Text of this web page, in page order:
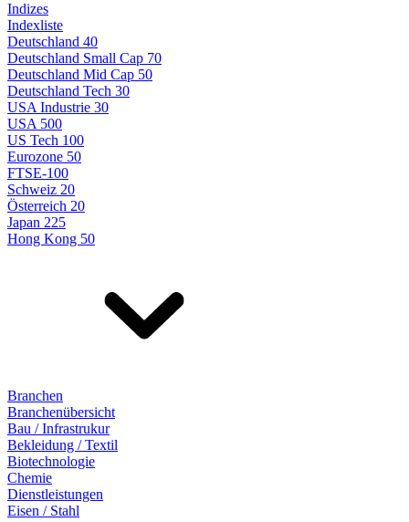
Indizes
Indexliste
Deutschland 40
Deutschland Small Cap 70
Deutschland Mid Cap 50
Deutschland Tech 30
USA Industrie 30
USA 500
US Tech 100
Eurozone 50
FTSE-100
Schweiz 20
Österreich 20
Japan 225
Hong Kong 50
Branchen
Branchenübersicht
Bau / Infrastrukur
Bekleidung / Textil
Biotechnologie
Chemie
Dienstleistungen
Eisen / Stahl